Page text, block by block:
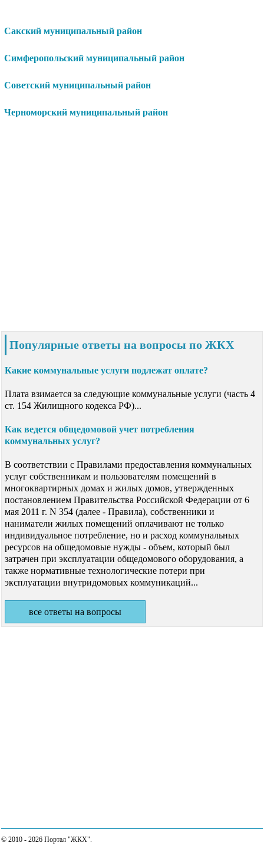
Сакский муниципальный район
Симферопольский муниципальный район
Советский муниципальный район
Черноморский муниципальный район
Популярные ответы на вопросы по ЖКХ
Какие коммунальные услуги подлежат оплате?
Плата взимается за следующие коммунальные услуги (часть 4
ст. 154 Жилищного кодекса РФ)...
Как ведется общедомовой учет потребления
коммунальных услуг?
В соответствии с Правилами предоставления коммунальных
услуг собственникам и пользователям помещений в
многоквартирных домах и жилых домов, утвержденных
постановлением Правительства Российской Федерации от 6
мая 2011 г. N 354 (далее - Правила), собственники и
наниматели жилых помещений оплачивают не только
индивидуальное потребление, но и расход коммунальных
ресурсов на общедомовые нужды - объем, который был
затрачен при эксплуатации общедомового оборудования, а
также нормативные технологические потери при
эксплуатации внутридомовых коммуникаций...
все ответы на вопросы
© 2010 - 2026 Портал "ЖКХ".